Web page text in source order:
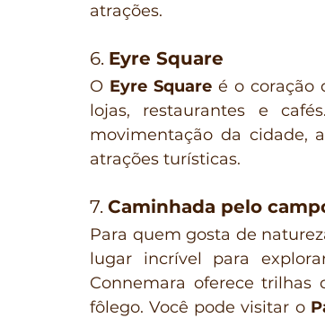
atrações.
6. Eyre Square
O Eyre Square é o coração
lojas, restaurantes e
movimentação da cidade,
atrações turísticas.
7. Caminhada pelo
Para quem gosta de
lugar incrível para
Connemara oferece
fôlego. Você pode visitar o